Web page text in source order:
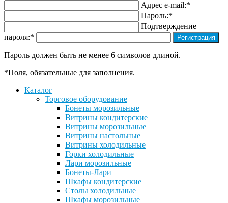
Адрес e-mail:*
Пароль:*
Подтверждение
пароля:*
Пароль должен быть не менее 6 символов длиной.
*Поля, обязательные для заполнения.
Каталог
Торговое оборудование
Бонеты морозильные
Витрины кондитерские
Витрины морозильные
Витрины настольные
Витрины холодильные
Горки холодильные
Лари морозильные
Бонеты-Лари
Шкафы кондитерские
Столы холодильные
Шкафы морозильные